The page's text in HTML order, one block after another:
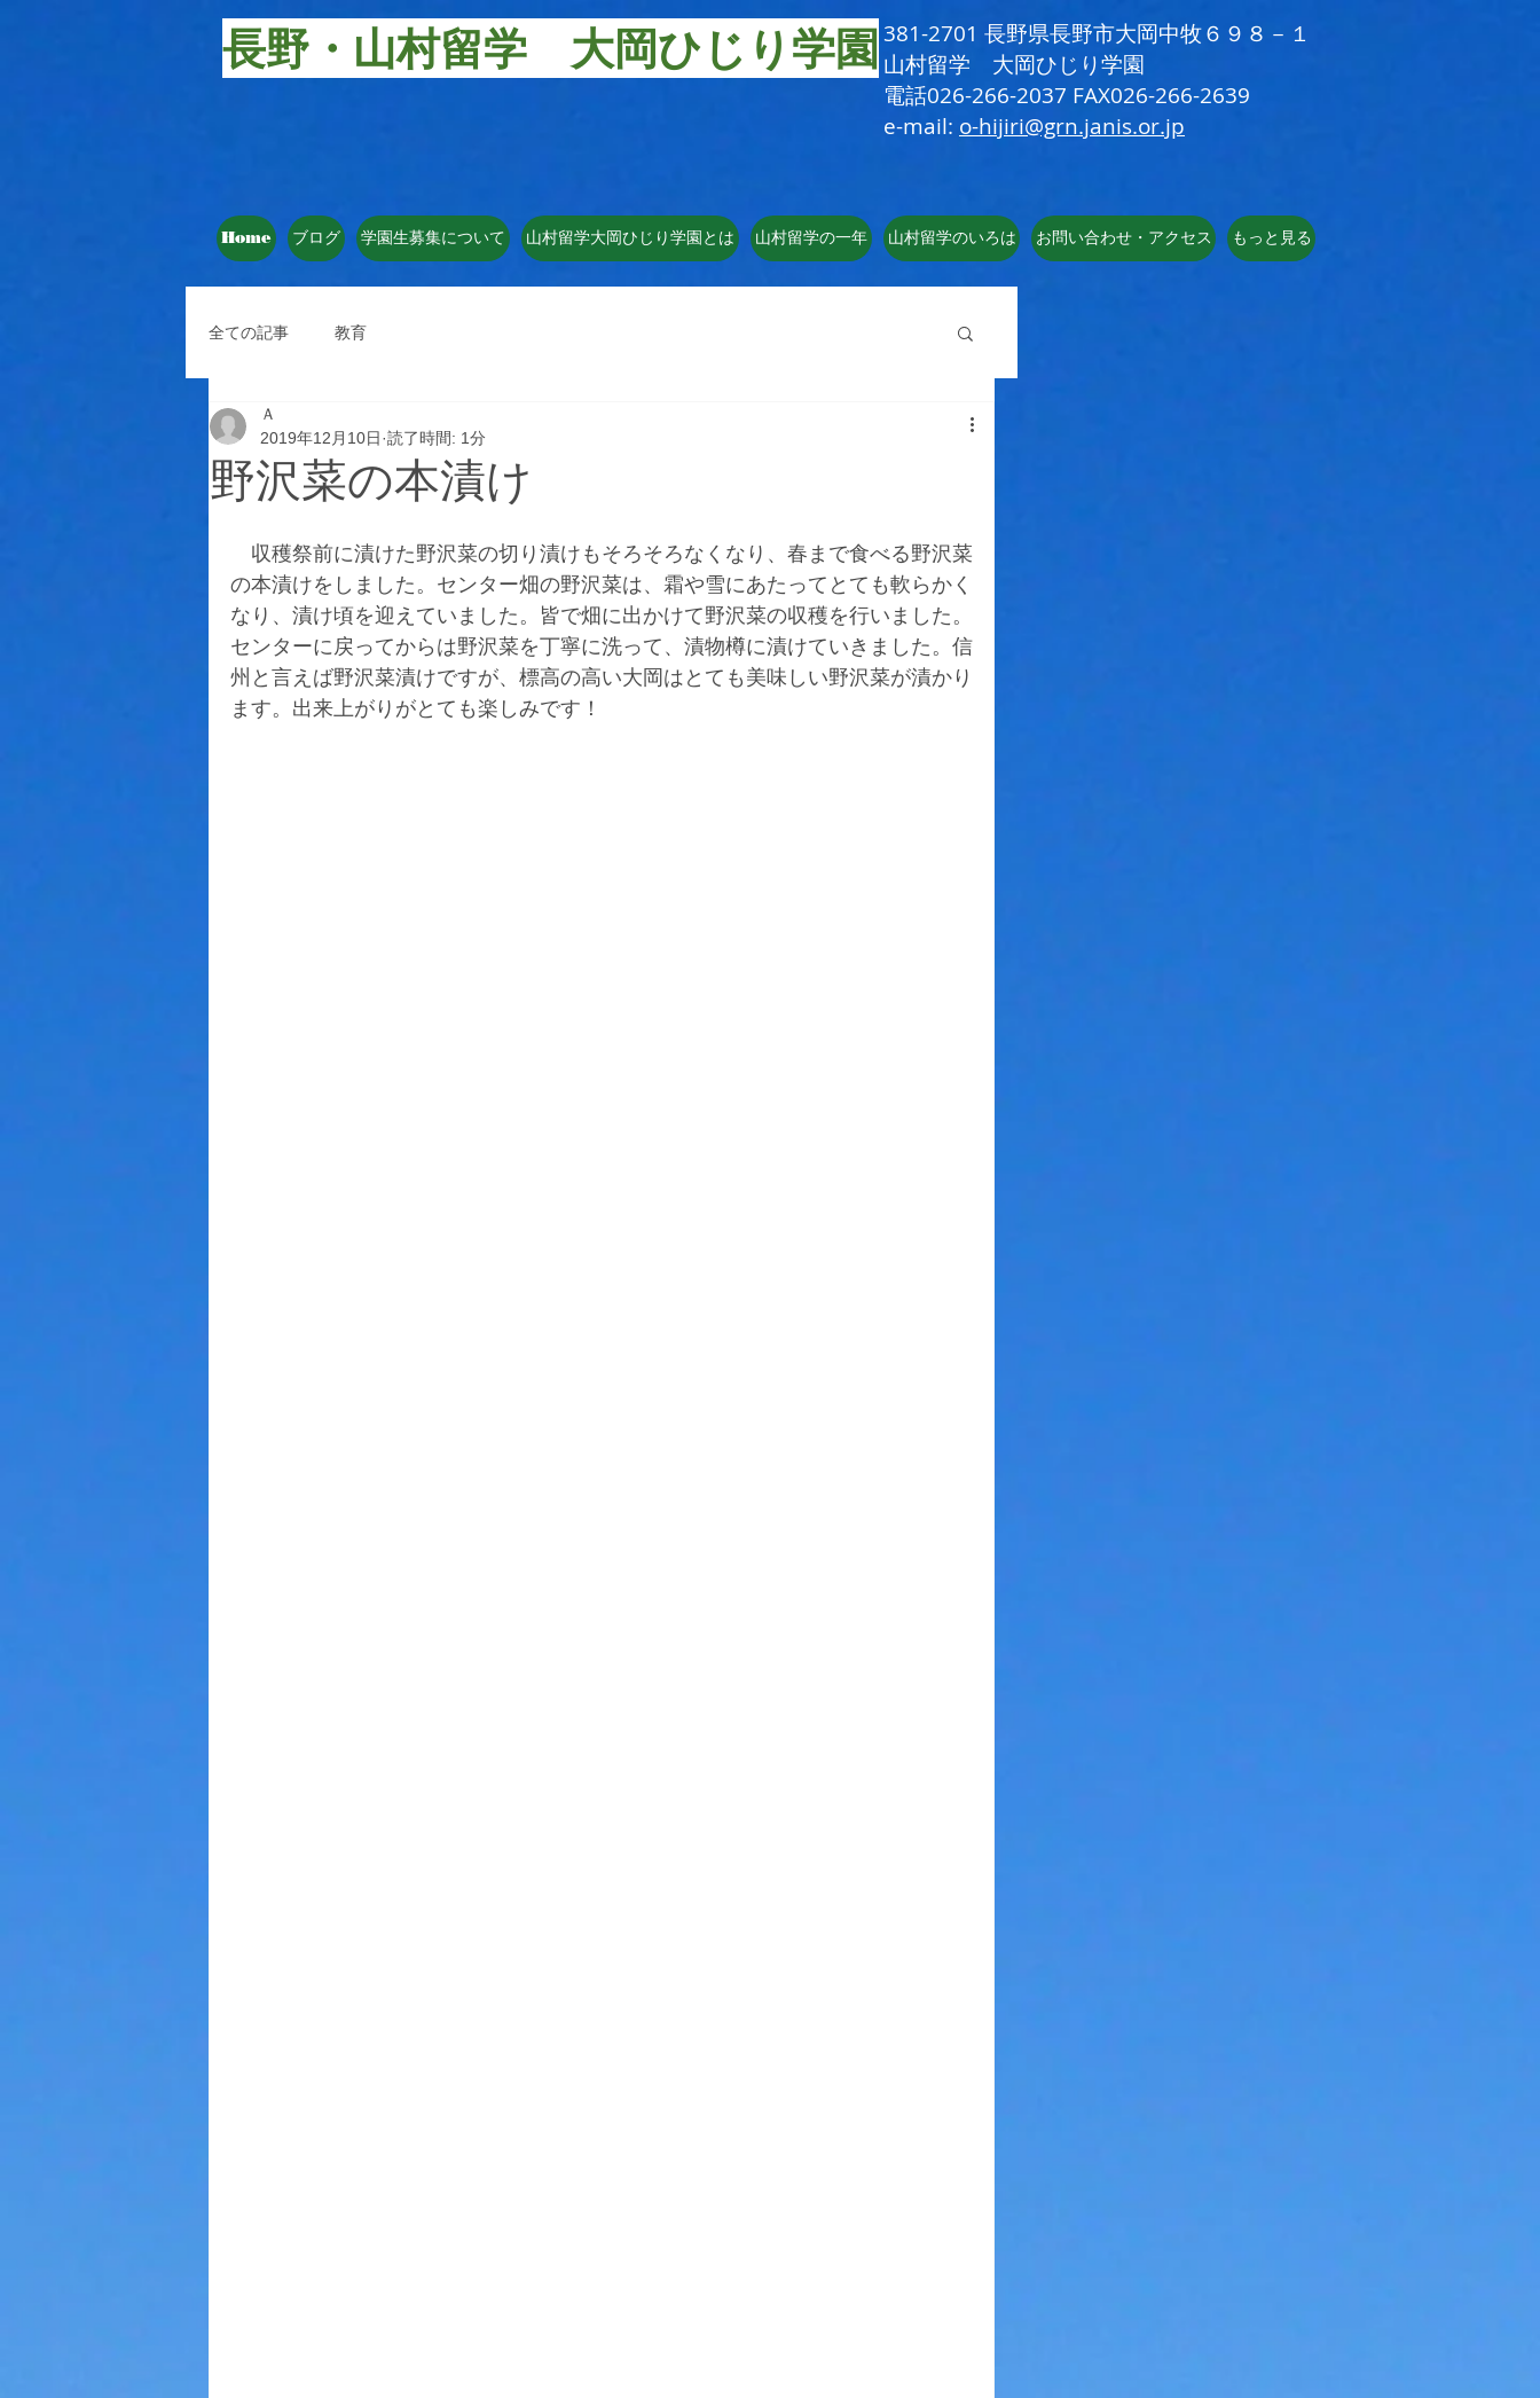
長野・山村留学 大岡ひじり学園381-2701 長野県長野市大岡中牧６９８－１
​山村留学 大岡ひじり学園
電話026-266-2037 FAX026-266-2639
e-mail: o-hijiri@grn.janis.or.jp
Home ブログ 学園生募集について 山村留学大岡ひじり学園とは 山村留学の一年 山村留学のいろは お問い合わせ・アクセス もっと見る
全ての記事 教育
野沢菜の本漬け
Ａ
2019年12月10日 読了時間: 1分
収穫祭前に漬けた野沢菜の切り漬けもそろそろなくなり、春まで食べる野沢菜
の本漬けをしました。センター畑の野沢菜は、霜や雪にあたってとても軟らかく
なり、漬け頃を迎えていました。皆で畑に出かけて野沢菜の収穫を行いました。
センターに戻ってからは野沢菜を丁寧に洗って、漬物樽に漬けていきました。信
州と言えば野沢菜漬けですが、標高の高い大岡はとても美味しい野沢菜が漬かり
ます。出来上がりがとても楽しみです！